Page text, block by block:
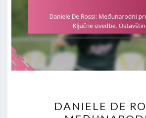
DE
DANIELE DE